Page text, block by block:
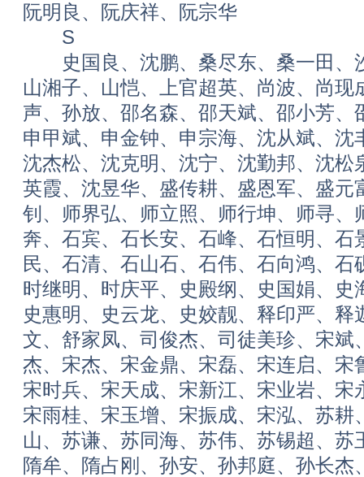
阮明良、阮庆祥、阮宗华
S
史国良、沈鹏、桑尽东、桑一田、
山湘子、山恺、上官超英、尚波、尚现
声、孙放、邵名森、邵天斌、邵小芳、
申甲斌、申金钟、申宗海、沈从斌、沈
沈杰松、沈克明、沈宁、沈勤邦、沈松
英霞、沈昱华、盛传耕、盛恩军、盛元
钊、师界弘、师立照、师行坤、师寻、
奔、石宾、石长安、石峰、石恒明、石
民、石清、石山石、石伟、石向鸿、石
时继明、时庆平、史殿纲、史国娟、史
史惠明、史云龙、史姣靓、释印严、释
文、舒家凤、司俊杰、司徒美珍、宋斌
杰、宋杰、宋金鼎、宋磊、宋连启、宋
宋时兵、宋天成、宋新江、宋业岩、宋
宋雨桂、宋玉增、宋振成、宋泓、苏耕
山、苏谦、苏同海、苏伟、苏锡超、苏
隋牟、隋占刚、孙安、孙邦庭、孙长杰